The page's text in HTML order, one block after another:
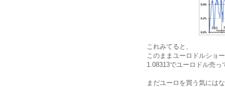
これみてると、
このままユーロドルショ
1.08313でユーロドル売っ
まだユーロを買う気には